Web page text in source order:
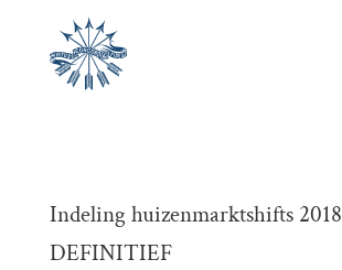
Indeling huizenmarktshifts 2018
DEFINITIEF